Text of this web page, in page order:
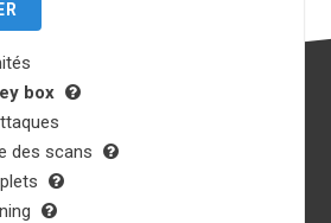
box
des scans